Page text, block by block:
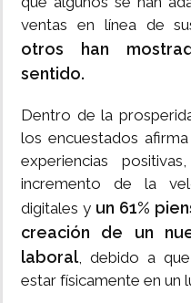
ventas en línea de
otros han
sentido.
Dentro de la
los encuestados
experiencias
incremento de la
digitales y un 61%
creación de un
laboral, debido a
estar físicamente en un